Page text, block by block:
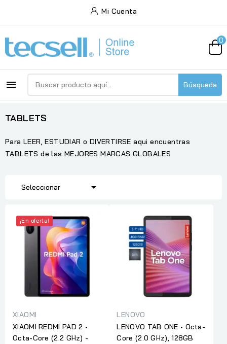
Mi Cuenta
0
 Búsqueda
TABLETS
Para LEER, ESTUDIAR o DIVERTIRSE aqui encuentras
TABLETS de las MEJORES MARCAS GLOBALES
Seleccionar 
¡En oferta!
XIAOMI
XIAOMI REDMI PAD 2 •
Octa-Core (2.2 GHz) -
LENOVO
LENOVO TAB ONE • Octa-
Core (2.0 GHz), 128GB